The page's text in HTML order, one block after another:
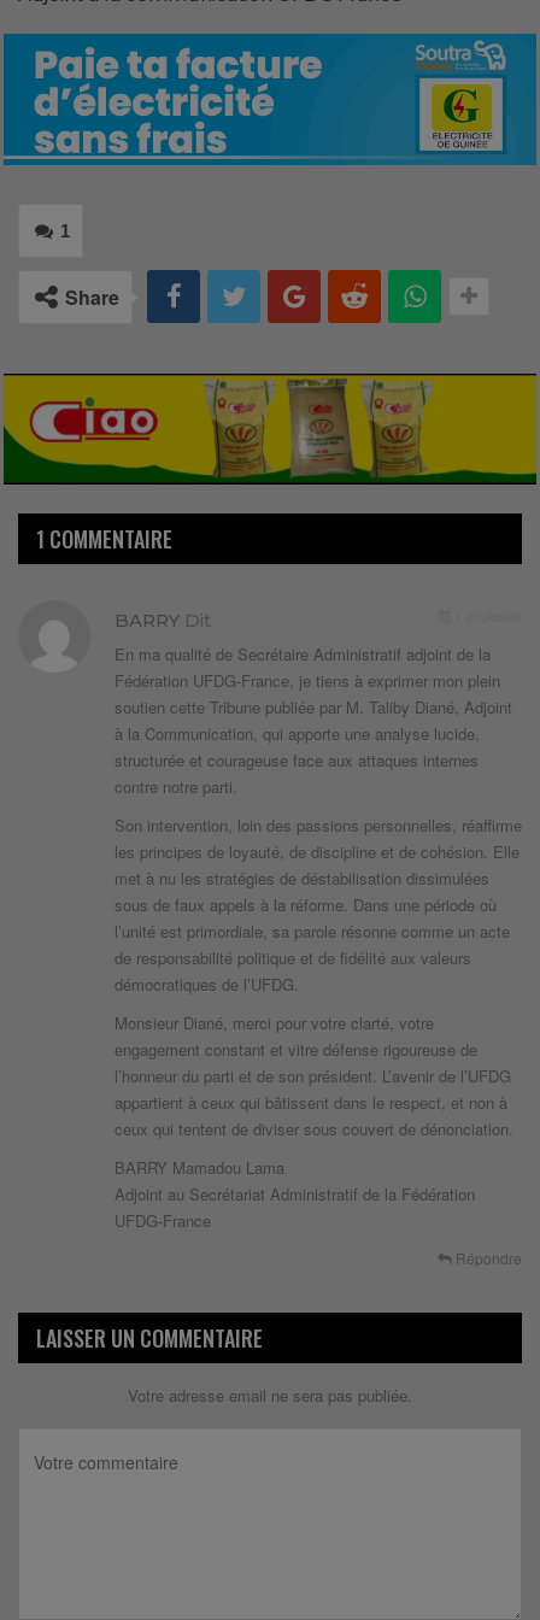
1
Share
1 COMMENTAIRE
BARRY Dit
En ma qualité de Secrétaire Administratif adjoint de la
Fédération UFDG-France, je tiens à exprimer mon plein
soutien cette Tribune publiée par M. Taliby Diané, Adjoint
à la Communication, qui apporte une analyse lucide,
structurée et courageuse face aux attaques internes
contre notre parti.
Son intervention, loin des passions personnelles, réaffirme
les principes de loyauté, de discipline et de cohésion. Elle
met à nu les stratégies de déstabilisation dissimulées
sous de faux appels à la réforme. Dans une période où
l’unité est primordiale, sa parole résonne comme un acte
de responsabilité politique et de fidélité aux valeurs
démocratiques de l’UFDG.
Monsieur Diané, merci pour votre clarté, votre
engagement constant et vitre défense rigoureuse de
l’honneur du parti et de son président. L’avenir de l’UFDG
appartient à ceux qui bâtissent dans le respect, et non à
ceux qui tentent de diviser sous couvert de dénonciation.
BARRY Mamadou Lama
Adjoint au Secrétariat Administratif de la Fédération
UFDG-France
Répondre
LAISSER UN COMMENTAIRE
Votre adresse email ne sera pas publiée.